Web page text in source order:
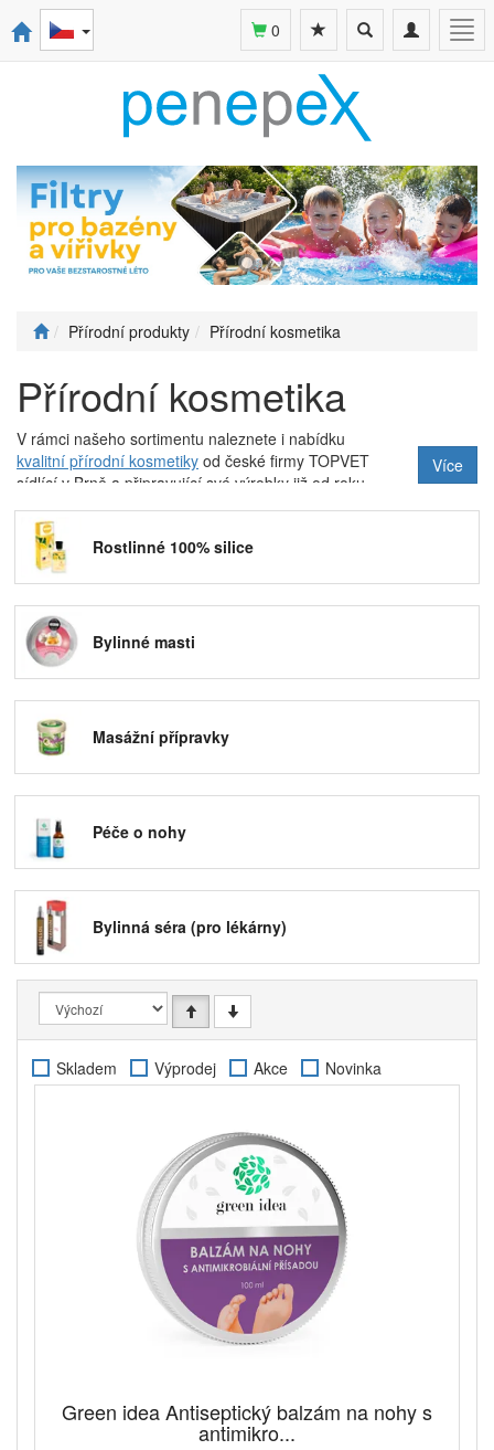
Toggle
navigation
Toggle
search
0
Přírodní produkty Přírodní kosmetika
Přírodní kosmetika
V rámci našeho sortimentu naleznete i nabídku
kvalitní přírodní kosmetiky od české firmy TOPVET
sídlící v Brně a připravující své výrobky již od roku
1990. Výroba produktů této společnosti probíhá
v souladu s postupy minimálně zatěžujícími životní
prostředí a tabu je i testování na zvířatech. Kromě
politiky zaměřené na ochranu životního prostředí se
surovin nejvyšší kvality pocházejících z ekologických
farem s označením BIO. Můžete si tak být jisti, že
kosmetika značky TOPVET nezatíží zbytečně vaše
tělo škodlivými ropnými produkty, ale pomůže
podpořit jeho přirozené ozdravné mechanismy.
Sortiment přírodní kosmetiky od brněnské značky
TOPVET je v naší nabídce opravdu široký a
zahrnuje:
Bylinné masti.
Cukrový peeling
Prostředky pro péči o nohy
Rostlinné 100% silice.
Prostředky pro péči o děti
Bylinná séra jsou vysoce koncentrované rostlinné
oleje a silice, které pomohou s nepříjemnými kožními
problémy, ale i afty, záněty dásní a bolestí zubů.
Zklidní kůži pobodanou hmyzem, přinesou úlevu od
svědění a zmenší otok po štípnutí. Kromě toho si
poradí i s plísněmi na pokožce či bradavicemi.
problematická místa nejen na pokožce. Poradí si jak
se spáleninami a bércovými vředy, tak s bolestí
kloubů a namožených svalů. Na konkrétní problém
vybírejte mast s obsahem vhodné bylinky.
Cukrový peeling dokáže velice účinně odstranit
odumřelé částečky pokožky a vyhladit a změkčit její
povrch. Zároveň jeho použitím předejdete zvýšené
tvorbě ucpaných pórů.
Masážní oleje a mléka lze s úspěchem použít na
Více
Rostlinné 100% silice
Bylinné masti
Masážní přípravky
Péče o nohy
Bylinná séra (pro lékárny)
Skladem Výprodej Akce Novinka
Green idea Antiseptický balzám na nohy s
antimikro...